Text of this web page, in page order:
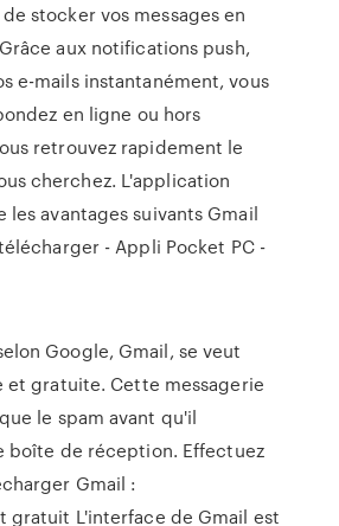
stocker vos messages en
aux notifications push,
e-mails instantanément, vous
en ligne ou hors
retrouvez rapidement le
cherchez. L'application
les avantages suivants Gmail
- Appli Pocket PC -
Google, Gmail, se veut
et gratuite. Cette messagerie
le spam avant qu'il
boîte de réception. Effectuez
Gmail :
gratuit L'interface de Gmail est